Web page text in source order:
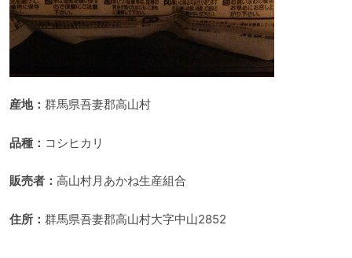
産地： 群馬県吾妻郡高山村
品種： コシヒカリ
販売者： 高山村月あかね生産組合
住所： 群馬県吾妻郡高山村大字中山2852